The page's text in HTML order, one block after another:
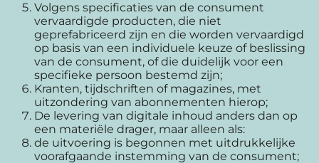
Volgens specificaties van de consument
vervaardigde producten, die niet
geprefabriceerd zijn en die worden vervaardigd
op basis van een individuele keuze of beslissing
van de consument, of die duidelijk voor een
specifieke persoon bestemd zijn;
Kranten, tijdschriften of magazines, met
uitzondering van abonnementen hierop;
De levering van digitale inhoud anders dan op
een materiële drager, maar alleen als:
de uitvoering is begonnen met uitdrukkelijke
voorafgaande instemming van de consument;